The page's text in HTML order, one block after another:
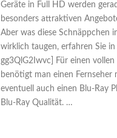
Geräte in Full HD werden
besonders attraktiven
Aber was diese Schnäppchen
wirklich taugen, erfahren Sie
gg3QlG2Iwvc] Für einen
benötigt man einen
eventuell auch einen Blu-Ray
Blu-Ray Qualität. …